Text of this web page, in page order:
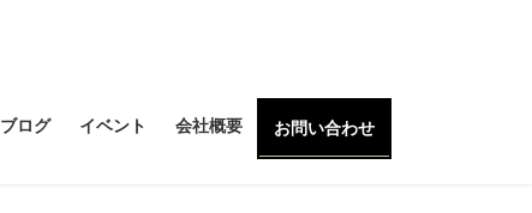
ブログ イベント 会社概要 お問い合わせ